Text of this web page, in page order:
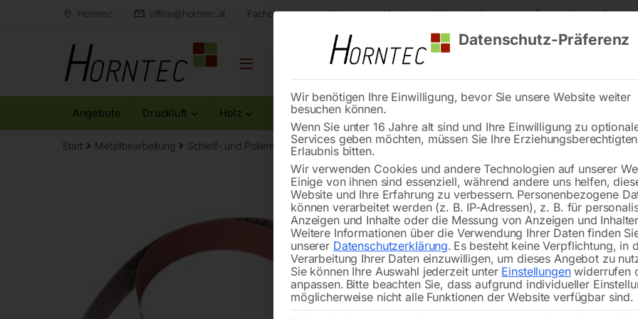
Horntec office@horntec.at Fachberatung aus Kärnten Markenqualität Lieferung nach Österreich und
Angebote Druckluft Holz Metall Reinigung
Start Metallbearbeitung Schleif- und Poliermaschinen - Zubehör Schleifband für BSM
🔍
100 x 1220 mm, Korn 60 ‘auch für
Datenschutz-Präferenz
Wir benötigen Ihre Einwilligung, bevor Sie unsere Website weiter
besuchen können.
Wenn Sie unter 16 Jahre alt sind und Ihre Einwilligung zu
Services geben möchten, müssen Sie Ihre
Erlaubnis bitten.
Wir verwenden Cookies und andere Technologien auf unserer
Einige von ihnen sind essenziell, während andere uns helfen,
Website und Ihre Erfahrung zu verbessern. Personenbezogene
können verarbeitet werden (z. B. IP-Adressen), z. B. für
Anzeigen und Inhalte oder die Messung von Anzeigen und
Weitere Informationen über die Verwendung Ihrer Daten finden
unserer Datenschutzerklärung. Es besteht keine Verpflichtung, in
Verarbeitung Ihrer Daten einzuwilligen, um dieses Angebot zu
Sie können Ihre Auswahl jederzeit unter Einstellungenwiderrufen
anpassen. Bitte beachten Sie, dass aufgrund individueller
möglicherweise nicht alle Funktionen der Website verfügbar sind.